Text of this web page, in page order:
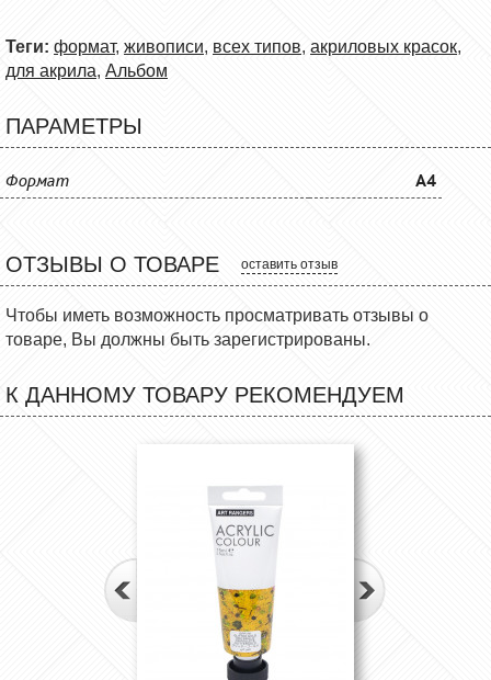
Теги: формат, живописи, всех типов, акриловых красок,
для акрила, Альбом
ПАРАМЕТРЫ
Формат A4
ОТЗЫВЫ О ТОВАРЕ оставить отзыв
Чтобы иметь возможность просматривать отзывы о
товаре, Вы должны быть зарегистрированы.
К ДАННОМУ ТОВАРУ РЕКОМЕНДУЕМ